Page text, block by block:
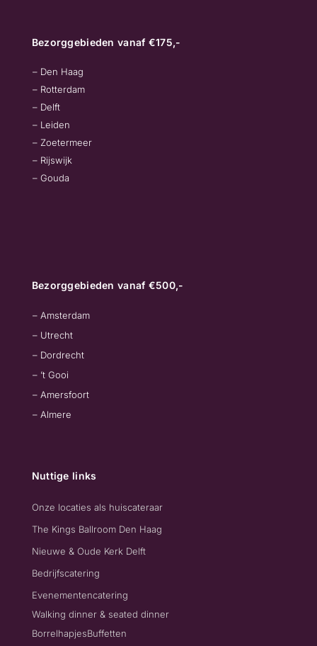
Bezorggebieden vanaf €175,-
– Den Haag
– Rotterdam
– Delft
– Leiden
– Zoetermeer
– Rijswijk
– Gouda
Bezorggebieden vanaf €500,-
– Amsterdam
– Utrecht
– Dordrecht
– ’t Gooi
– Amersfoort
– Almere
Nuttige links
Onze locaties als huiscateraar
The Kings Ballroom Den Haag
Nieuwe & Oude Kerk Delft
Bedrijfscatering
Evenementencatering
Walking dinner & seated dinner
BorrelhapjesBuffetten